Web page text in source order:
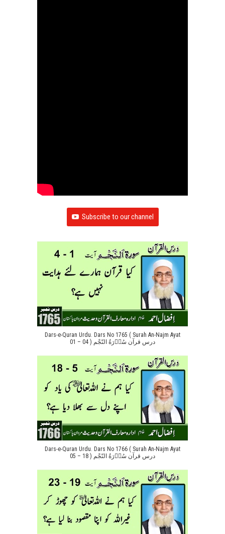
Subscribe to our channel
Dars-e-Quran Urdu. Dars No 1765 ( Surah An-Najm Ayat
01 – 04 ) درس قرآن سُوۡرَةُ النّجْم
Dars-e-Quran Urdu. Dars No 1766 ( Surah An-Najm Ayat
05 – 18 ) درس قرآن سُوۡرَةُ النّجْم